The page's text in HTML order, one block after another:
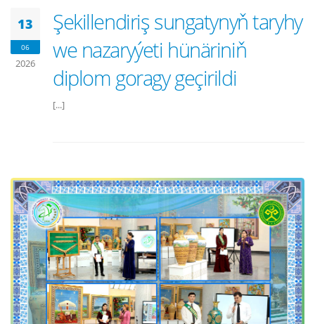
13
06
2026
Şekillendiriş sungatynyň taryhy
we nazaryýeti hünäriniň
diplom goragy geçirildi
[...]